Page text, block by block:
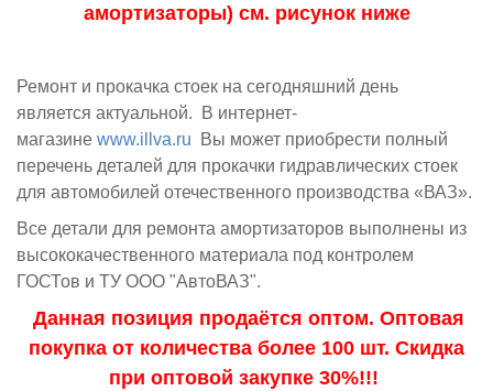
амортизаторы) см. рисунок ниже
Ремонт и прокачка стоек на сегодняшний день
является актуальной. В интернет-
магазине www.illva.ru Вы может приобрести полный
перечень деталей для прокачки гидравлических стоек
для автомобилей отечественного производства «ВАЗ».
Все детали для ремонта амортизаторов выполнены из
высококачественного материала под контролем
ГОСТов и ТУ ООО "АвтоВАЗ".
Данная позиция продаётся оптом. Оптовая
покупка от количества более 100 шт. Скидка
при оптовой закупке 30%!!!